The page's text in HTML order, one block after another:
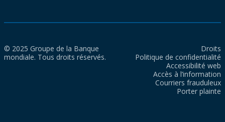
© 2025 Groupe de la Banque
mondiale. Tous droits réservés.
Droits
Politique de confidentialité
Accessibilité web
Accès à l’information
Courriers frauduleux
Porter plainte